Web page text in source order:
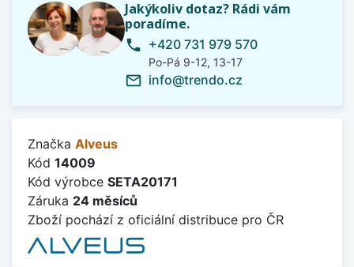
Jakýkoliv dotaz? Rádi vám
poradíme.
phone +420 731 979 570
Po-Pá 9-12, 13-17
mail_outline info@trendo.cz
Značka Alveus
Kód 14009
Kód výrobce SETA20171
Záruka 24 měsíců
Zboží pochází z oficiální distribuce pro ČR